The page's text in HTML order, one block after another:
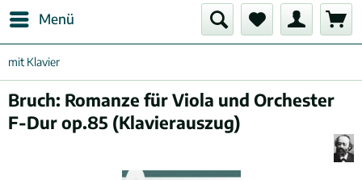
Menü
mit Klavier
Bruch: Romanze für Viola und Orchester
F-Dur op.85 (Klavierauszug)